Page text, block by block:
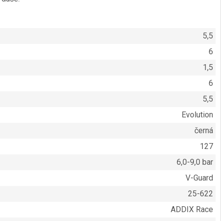
5,5
6
1,5
6
5,5
Evolution
černá
127
6,0-9,0 bar
V-Guard
25-622
ADDIX Race